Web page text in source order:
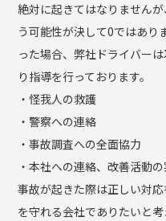
絶対に起きてはなりません
う可能性が決して0ではあり
った場合、弊社ドライバー
り指導を行っております。
・怪我人の救護
・警察への連絡
・事故調査への全面協力
・本社への連絡、改善活動
事故が起きた際は正しい対
を守れる会社でありたいと考